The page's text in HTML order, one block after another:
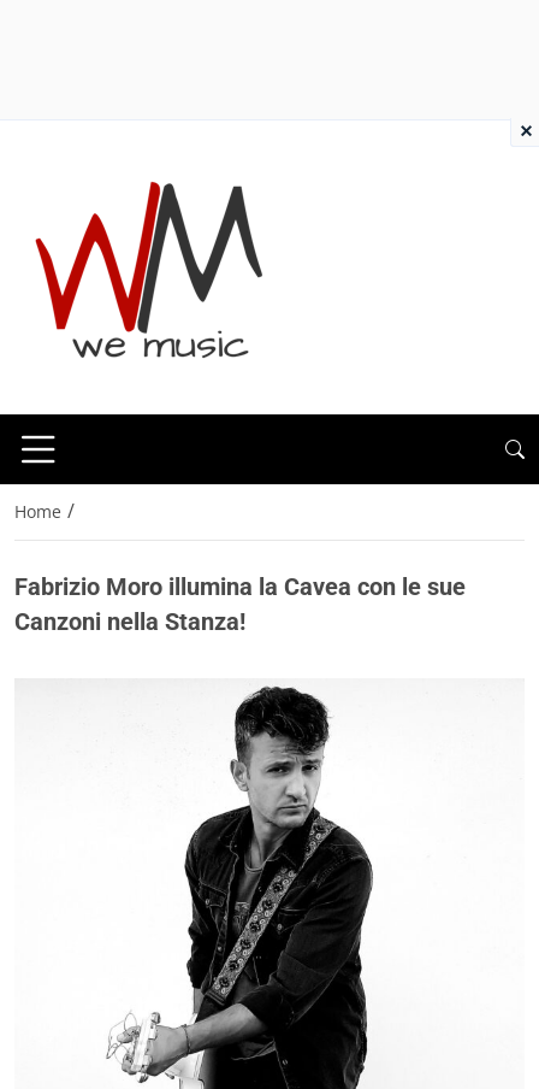
Home /
Fabrizio Moro illumina la Cavea con le sue
Canzoni nella Stanza!
×